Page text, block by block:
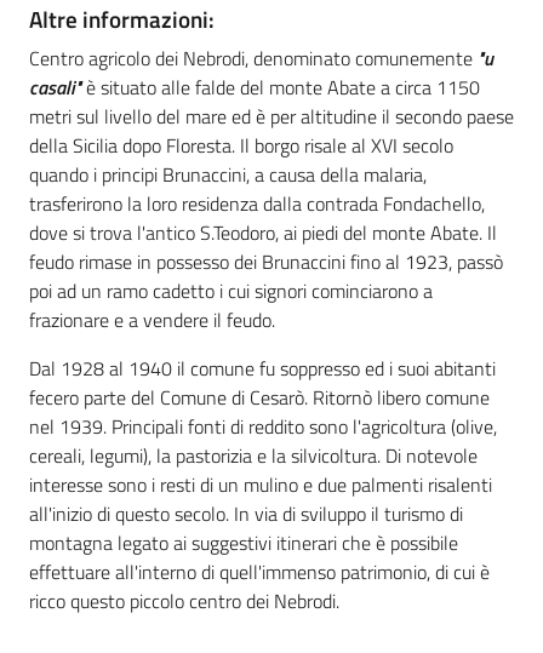
Altre informazioni:
Centro agricolo dei Nebrodi, denominato comunemente "u
casali"è situato alle falde del monte Abate a circa 1150
metri sul livello del mare ed è per altitudine il secondo paese
della Sicilia dopo Floresta. Il borgo risale al XVI secolo
quando i principi Brunaccini, a causa della malaria,
trasferirono la loro residenza dalla contrada Fondachello,
dove si trova l'antico S.Teodoro, ai piedi del monte Abate. Il
feudo rimase in possesso dei Brunaccini fino al 1923, passò
poi ad un ramo cadetto i cui signori cominciarono a
frazionare e a vendere il feudo.
Dal 1928 al 1940 il comune fu soppresso ed i suoi abitanti
fecero parte del Comune di Cesarò. Ritornò libero comune
nel 1939. Principali fonti di reddito sono l'agricoltura (olive,
cereali, legumi), la pastorizia e la silvicoltura. Di notevole
interesse sono i resti di un mulino e due palmenti risalenti
all'inizio di questo secolo. In via di sviluppo il turismo di
montagna legato ai suggestivi itinerari che è possibile
effettuare all'interno di quell'immenso patrimonio, di cui è
ricco questo piccolo centro dei Nebrodi.